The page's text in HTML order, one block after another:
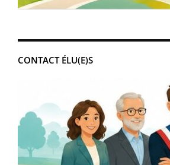
CONTACT ÉLU(E)S